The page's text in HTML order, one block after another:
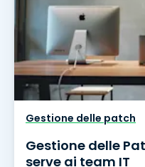
Gestione delle patch
Gestione delle
serve ai team IT